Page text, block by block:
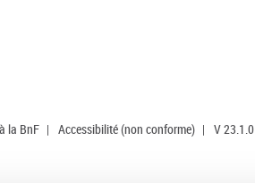
la BnF | Accessibilité (non conforme) | V 23.1.0